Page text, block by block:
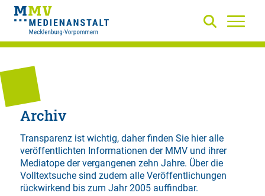
Archiv
Transparenz ist wichtig, daher finden Sie hier alle
veröffentlichten Informationen der MMV und ihrer
Mediatope der vergangenen zehn Jahre. Über die
Volltextsuchesind zudem alle Veröffentlichungen
rückwirkend bis zum Jahr 2005 auffindbar.